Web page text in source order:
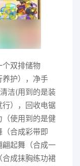
个双排储物
护），净手
洁(用到的是装
），回收电锯
（使用到的是健
合成彩带即
起舞（合成一
成抹胸练功裙